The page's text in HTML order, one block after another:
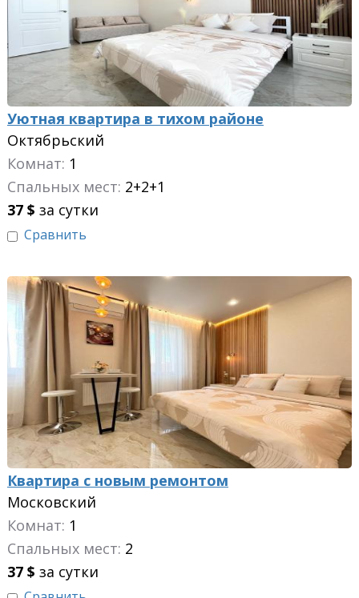
Уютная квартира в тихом районе
Октябрьский
Комнат: 1
Спальных мест: 2+2+1
37 $ за сутки
Сравнить
Квартира с новым ремонтом
Московский
Комнат: 1
Спальных мест: 2
37 $ за сутки